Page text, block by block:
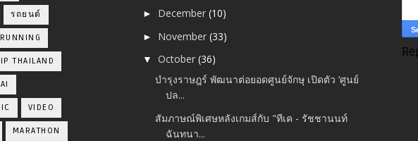
รถยนต์
RUNNING
THAILAND
VIDEO
MARATHON
► December(10)
► November(33)
▼October(36)
บำรุงราษฎร์ พัฒนาต่อยอดศูนย์จักษุ เปิดตัว ‘ศูนย์
ปล...
สัมภาษณ์พิเศษหลังเกมส์กับ "ทีเค - รัชชานนท์
ฉันทนา...